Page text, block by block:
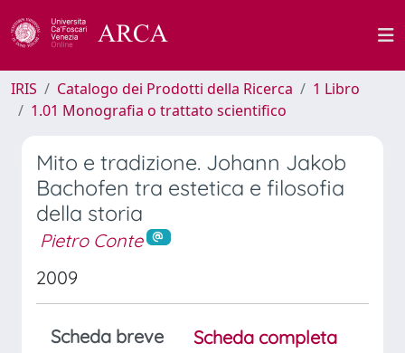
IRIS Catalogo dei Prodotti della Ricerca
1 Libro
1.01 Monografia o trattato scientifico
Mito e tradizione. Johann Jakob
Bachofen tra estetica e filosofia
della storia
Pietro Conte
2009
Scheda breve
Scheda completa